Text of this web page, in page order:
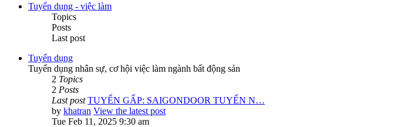
Tuyển dụng - việc làm
Topics
Posts
Last post
Tuyển dụng
Tuyển dụng nhân sự, cơ hội việc làm ngành bất động sản
2 Topics
2 Posts
Last post TUYỂN GẤP: SAIGONDOOR TUYỂN N…
by khatran View the latest post
Tue Feb 11, 2025 9:30 am